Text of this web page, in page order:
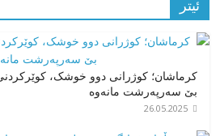
ئیتر
کرماشان؛ کوژرانی دوو خوشک،
بێ سەرپەرشت مانەوە
26.05.2025